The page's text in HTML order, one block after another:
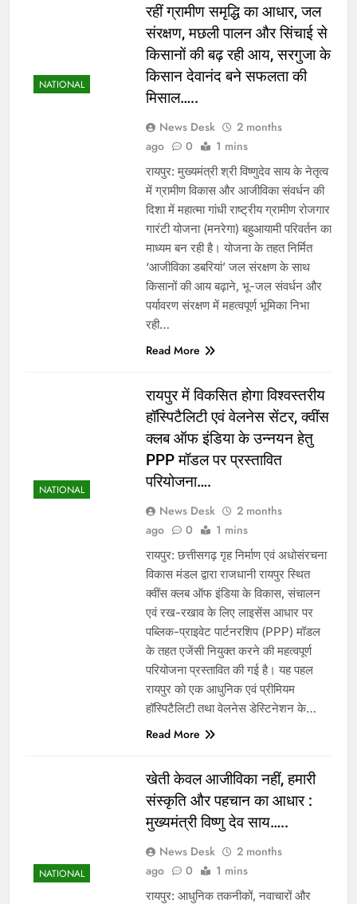
NATIONAL
रहीं ग्रामीण समृद्धि का आधार, जल
संरक्षण, मछली पालन और सिंचाई से
किसानों की बढ़ रही आय, सरगुजा के
किसान देवानंद बने सफलता की
मिसाल…..
News Desk
2 months
ago
0 1 mins
रायपुर: मुख्यमंत्री श्री विष्णुदेव साय के नेतृत्व
में ग्रामीण विकास और आजीविका संवर्धन की
दिशा में महात्मा गांधी राष्ट्रीय ग्रामीण रोजगार
गारंटी योजना (मनरेगा) बहुआयामी परिवर्तन का
माध्यम बन रही है। योजना के तहत निर्मित
‘आजीविका डबरियां’ जल संरक्षण के साथ
किसानों की आय बढ़ाने, भू-जल संवर्धन और
पर्यावरण संरक्षण में महत्वपूर्ण भूमिका निभा
रही…
Read More
NATIONAL
रायपुर में विकसित होगा विश्वस्तरीय
हॉस्पिटैलिटी एवं वेलनेस सेंटर, क्वींस
क्लब ऑफ इंडिया के उन्नयन हेतु
PPP मॉडल पर प्रस्तावित
परियोजना….
News Desk
2 months
ago
0 1 mins
रायपुर: छत्तीसगढ़ गृह निर्माण एवं अधोसंरचना
विकास मंडल द्वारा राजधानी रायपुर स्थित
क्वींस क्लब ऑफ इंडिया के विकास, संचालन
एवं रख-रखाव के लिए लाइसेंस आधार पर
पब्लिक-प्राइवेट पार्टनरशिप (PPP) मॉडल
के तहत एजेंसी नियुक्त करने की महत्वपूर्ण
परियोजना प्रस्तावित की गई है। यह पहल
रायपुर को एक आधुनिक एवं प्रीमियम
हॉस्पिटैलिटी तथा वेलनेस डेस्टिनेशन के…
Read More
NATIONAL
खेती केवल आजीविका नहीं, हमारी
संस्कृति और पहचान का आधार :
मुख्यमंत्री विष्णु देव साय…..
News Desk
2 months
ago
0 1 mins
रायपुर: आधुनिक तकनीकों, नवाचारों और